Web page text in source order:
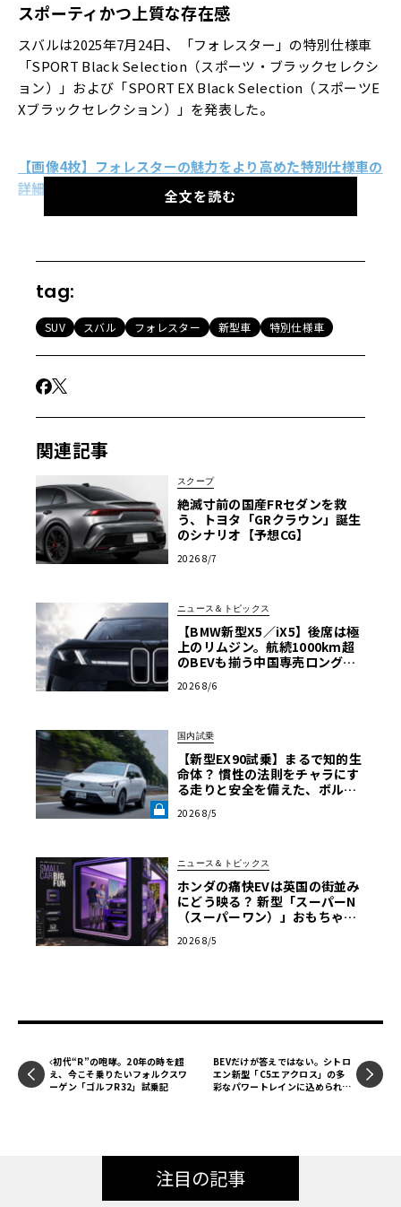
スポーティかつ上質な存在感
スバルは2025年7月24日、「フォレスター」の特別仕様車
「SPORT Black Selection（スポーツ・ブラックセレクシ
ョン）」および「SPORT EX Black Selection（スポーツE
Xブラックセレクション）」を発表した。
【画像4枚】フォレスターの魅力をより高めた特別仕様車の
詳細を見る！
「安心感を提供する先進安全装備、走る愉しさを感じさせ
る優れた運動性能、とことん使えるユーティリティなどを
エンジン搭載「SPORT（スポーツ）」および「SPORT EX
インパネ加飾パネルや、ドアトリムの表皮にブランノーブ
を採用することで、スポーティさと上質さを演出した仕様
としたものだ。ボディカラーは、ブリリアントブロンズ・
メタリックを含む5色が設定されている。
ブラックセレクションの特別装備は以下の通り。
18インチアルミホイール（ダークメタリック塗装）／ダー
クグレー塗装加飾付フロント&リヤバンパーガード＆サイ
ドクラッディング／シンメトリカルAWD Dピラーカバーオ
ーナメント（ダークグレー）／ピアノブラック加飾付本革
／ピアノブラック加飾付本革巻シフトレバー／インパネト
リム ブラック（ブラウンステッチ）／インパネ加飾パネル
金属調／ドアトリム（アッパー/ミッド）表皮巻/ブランノ
ーブ［ブラック/ブラック（ブラウンステッチ）］／ハーマ
ンカードン・サウンドシステム（メーカー装着オプショ
希望小売価格（税込）は、スポーツ・ブラックセレクショ
ンが4,158,000円、スポーツEXブラックセレクションが4,3
01,000円。
0120-052215 または最寄りの販売会社まで
全文を読む
tag:
SUV スバル フォレスター 新型車 特別仕様車
関連記事
スクープ
絶滅寸前の国産FRセダンを救
う、トヨタ「GRクラウン」誕生
のシナリオ【予想CG】
2026 8/7
ニュース＆トピックス
【BMW新型X5／iX5】後席は極
上のリムジン。航続1000km超
のBEVも揃う中国専売ロング仕
2026 8/6
国内試乗
【新型EX90試乗】まるで知的生
命体？ 慣性の法則をチャラにす
る走りと安全を備えた、ボルボ
AB》
2026 8/5
ニュース＆トピックス
ホンダの痛快EVは英国の街並み
にどう映る？ 新型「スーパーN
（スーパーワン）」おもちゃ箱
2026 8/5
初代“R”の咆哮。20年の時を超
え、今こそ乗りたいフォルクスワ
ーゲン「ゴルフR32」試乗記
BEVだけが答えではない。シトロ
エン新型「C5エアクロス」の多
彩なパワートレインに込められた
注目の記事